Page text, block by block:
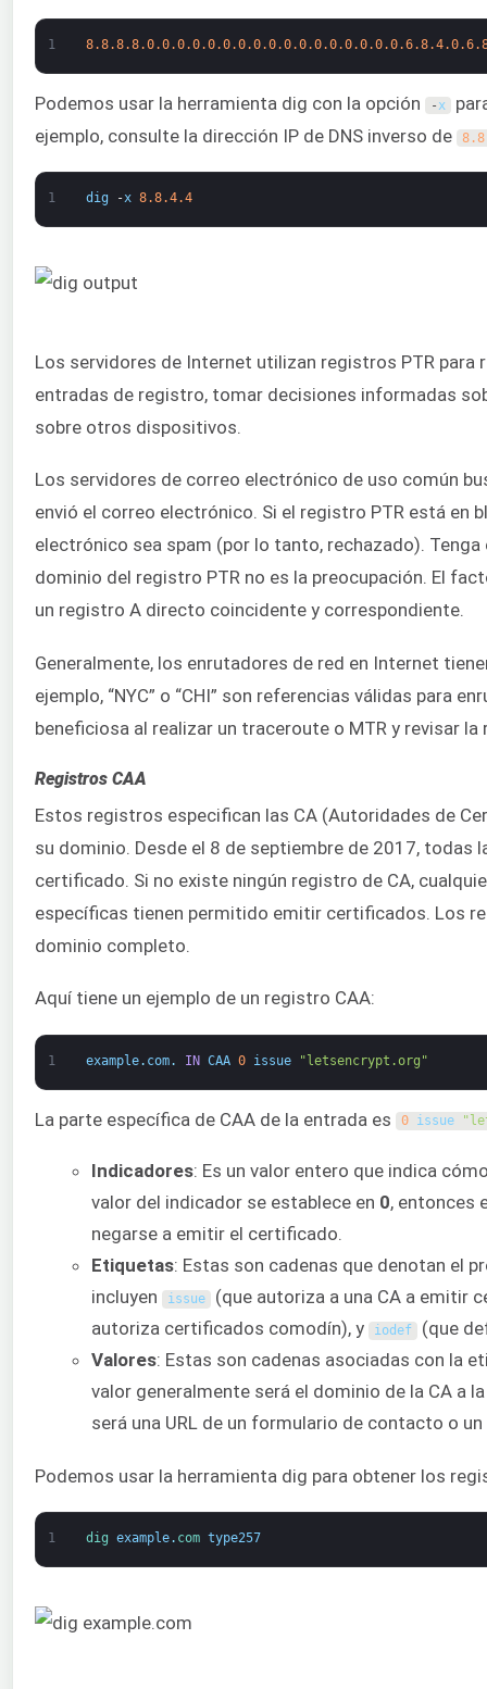
1
Podemos usar la herramienta dig con la opción -x
ejemplo, consulte la dirección IP de DNS inverso de
1 dig -x 8.8.4.4
Los servidores de Internet utilizan registros PTR
entradas de registro, tomar decisiones informadas
sobre otros dispositivos.
Los servidores de correo electrónico de uso común
envió el correo electrónico. Si el registro PTR está en
electrónico sea spam (por lo tanto, rechazado).
dominio del registro PTR no es la preocupación. El
un registro A directo coincidente y correspondiente.
Generalmente, los enrutadores de red en Internet
ejemplo, “NYC” o “CHI” son referencias válidas para
beneficiosa al realizar un traceroute o MTR y revisar
Registros CAA
Estos registros especifican las CA (Autoridades de
su dominio. Desde el 8 de septiembre de 2017, todas
certificado. Si no existe ningún registro de CA,
específicas tienen permitido emitir certificados. Los
dominio completo.
Aquí tiene un ejemplo de un registro CAA:
1 example. com. IN CAA 0 issue "letsencrypt.org"
La parte específica de CAA de la entrada es 0 issue
Indicadores: Es un valor entero que indica
valor del indicador se establece en 0, entonces
negarse a emitir el certificado.
Etiquetas: Estas son cadenas que denotan el
incluyen
issue (que autoriza a una CA a emitir
autoriza certificados comodín), y
iodef (que
Valores: Estas son cadenas asociadas con la
valor generalmente será el dominio de la CA a
será una URL de un formulario de contacto o
Podemos usar la herramienta dig para obtener los
1 dig example. com type257